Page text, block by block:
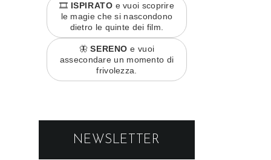
🎞️ ISPIRATO e vuoi scoprire
le magie che si nascondono
dietro le quinte dei film.
🦋SERENO e vuoi
assecondare un momento di
frivolezza.
NEWSLETTER